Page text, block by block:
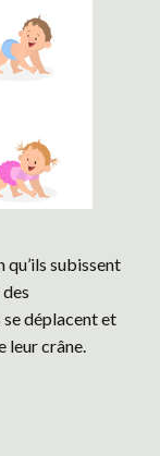
qu’ils subissent
se déplacent et
leur crâne.